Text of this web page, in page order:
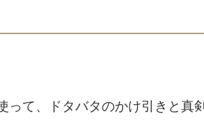
て、ドタバタのかけ引きと真